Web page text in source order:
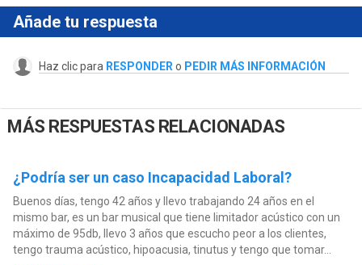
Añade tu respuesta
Haz clic para RESPONDER o PEDIR MÁS INFORMACIÓN
MÁS RESPUESTAS RELACIONADAS
¿Podría ser un caso Incapacidad Laboral?
Buenos días, tengo 42 años y llevo trabajando 24 años en el
mismo bar, es un bar musical que tiene limitador acústico con un
máximo de 95db, llevo 3 años que escucho peor a los clientes,
tengo trauma acústico, hipoacusia, tinutus y tengo que tomar...